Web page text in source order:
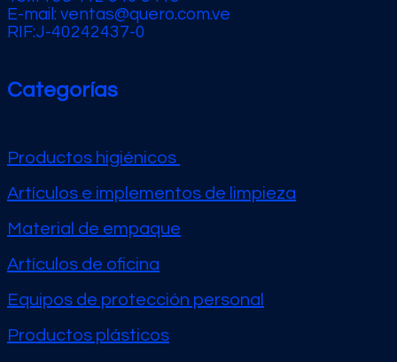
E-mail: ventas@quero.com.ve
RIF:J-40242437-0
Categorías
Productos higiénicos
Artículos e implementos de limpieza
Material de empaque
Artículos de oficina
Equipos de protección personal
Productos plásticos